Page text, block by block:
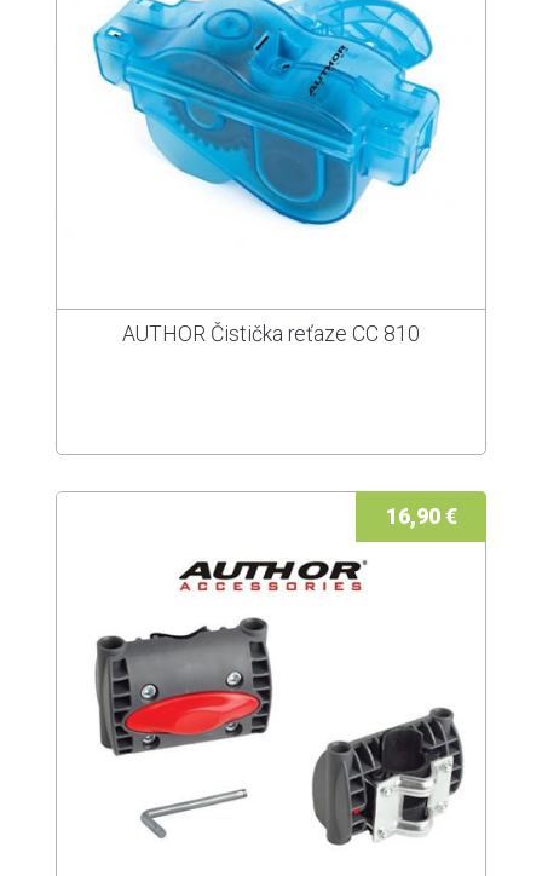
AUTHOR Čistička reťaze CC 810
16,90 €